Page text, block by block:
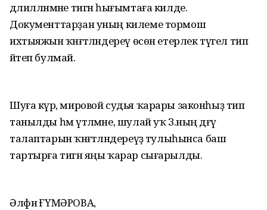
дәлилләнмәне тигән һығымтаға килде.
Документтарҙан уның килеме тормош
ихтыяжын ҡәнәғәтләндереү өсөн етерлек түгел тип
әйтеп булмай.
Шуға күрә, мировой судья ҡарары законһыҙ тип
танылды һәм үтәлмәне, шулай уҡ З.ның дәғүә
талаптарын ҡәнәғәтләндереүҙә тулыһынса баш
тартырға тигән яңы ҡарар сығарылды.
Әлфиә ҒҮМӘРОВА,